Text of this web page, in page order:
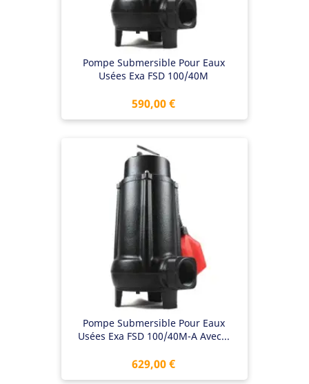
Pompe Submersible Pour Eaux
Usées Exa FSD 100/40M
Prix
590,00 €
Pompe Submersible Pour Eaux
Usées Exa FSD 100/40M-A Avec...
Prix
629,00 €